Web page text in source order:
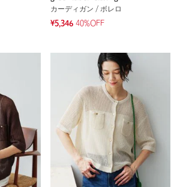
カーディガン / ボレロ
¥5,346 40%OFF